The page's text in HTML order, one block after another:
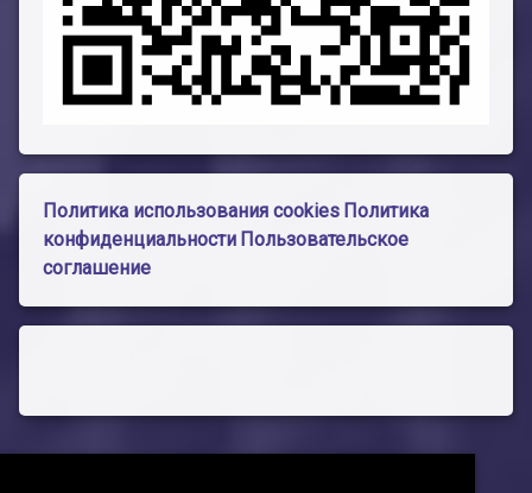
Политика использования cookies Политика
конфиденциальности Пользовательское
соглашение